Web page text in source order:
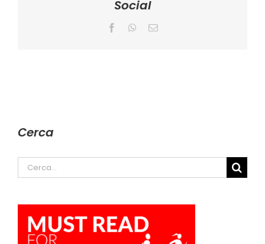
Social
FacebookWhatsApp
Email
Cerca
Cerca
per: